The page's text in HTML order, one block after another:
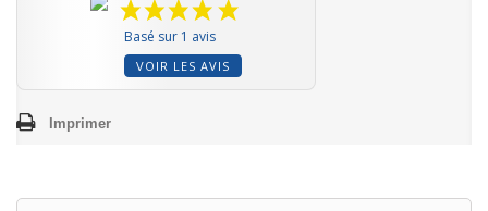
Basé sur 1 avis
VOIR LES AVIS
Imprimer